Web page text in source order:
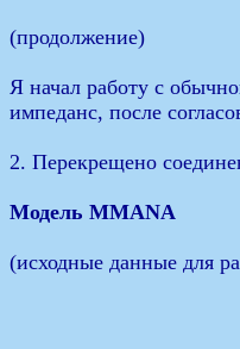
(продолжение)
Я начал работу с
импеданс, после
2. Перекрещено
Модель MMANA
(исходные данные для